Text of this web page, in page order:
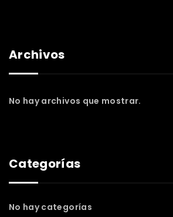
Archivos
No hay archivos que mostrar.
Categorías
No hay categorías